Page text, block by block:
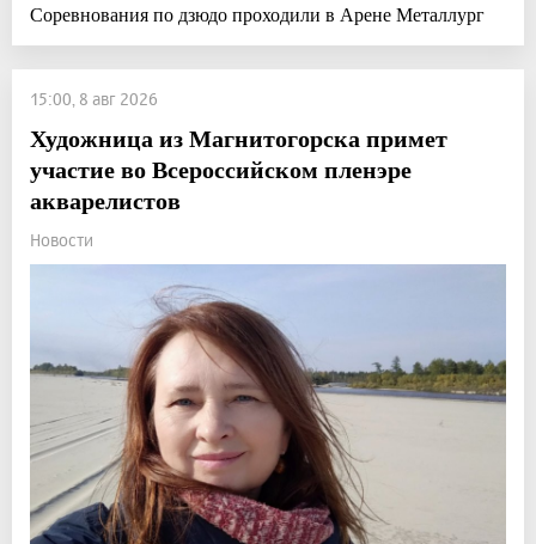
Соревнования по дзюдо проходили в Арене Металлург
15:00, 8 авг 2026
Художница из Магнитогорска примет
участие во Всероссийском пленэре
акварелистов
Новости